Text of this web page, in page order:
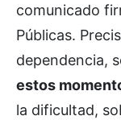
comunicado
Públicas.
dependencia,
estos
la dificultad,